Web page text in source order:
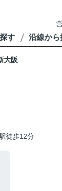
す 沿線から
大阪
徒歩12分